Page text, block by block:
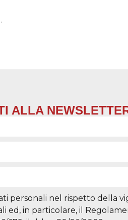
ALLA
personali nel rispetto della
ed, in particolare, il